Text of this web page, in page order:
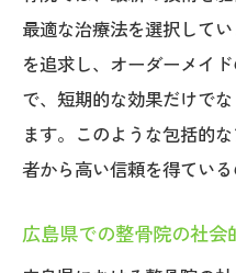
最適な治療法を選択して
を追求し、オーダーメイ
で、短期的な効果だけで
ます。このような包括的
者から高い信頼を得ている
広島県での整骨院の社会